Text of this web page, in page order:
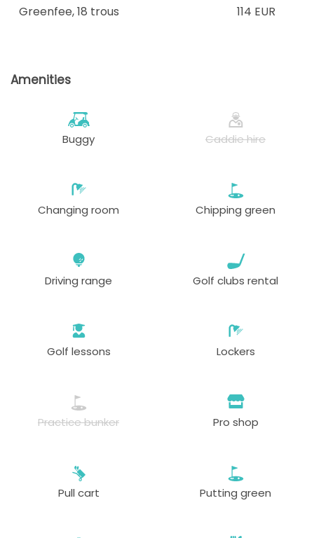
Greenfee,18 trous 114 EUR
Amenities
Buggy Caddie hire
Changing room Chipping green
Driving range Golf clubs rental
Golf lessons Lockers
Practice bunker Pro shop
Pull cart Putting green